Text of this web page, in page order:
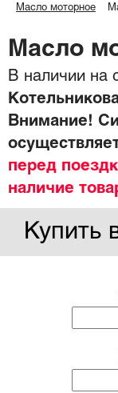
Масло моторное
Масло
В наличии на
Внимание!
перед
наличие
Купить